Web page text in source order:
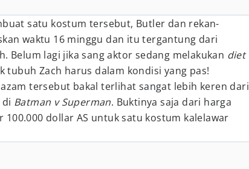
satu kostum tersebut, Butler dan rekan-
waktu 16 minggu dan itu tergantung dari
Belum lagi jika sang aktor sedang melakukan diet
tubuh Zach harus dalam kondisi yang pas!
tersebut bakal terlihat sangat lebih keren dari
Batman v Superman. Buktinya saja dari harga
100.000 dollar AS untuk satu kostum kalelawar